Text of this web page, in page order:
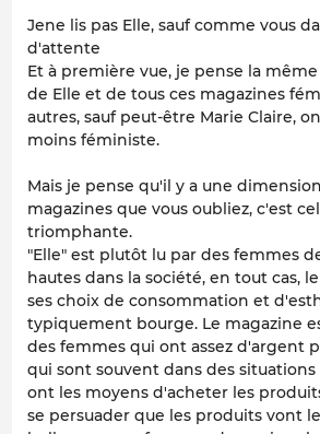
Jene lis pas Elle, sauf comme vous
d'attente
Et à première vue, je pense la
de Elle et de tous ces magazines
autres, sauf peut-être Marie Claire,
moins féministe.
Mais je pense qu'il y a une
magazines que vous oubliez, c'est
triomphante.
"Elle" est plutôt lu par des femmes
hautes dans la société, en tout cas,
ses choix de consommation et
typiquement bourge. Le magazine
des femmes qui ont assez d'argent
qui sont souvent dans des
ont les moyens d'acheter les
se persuader que les produits vont